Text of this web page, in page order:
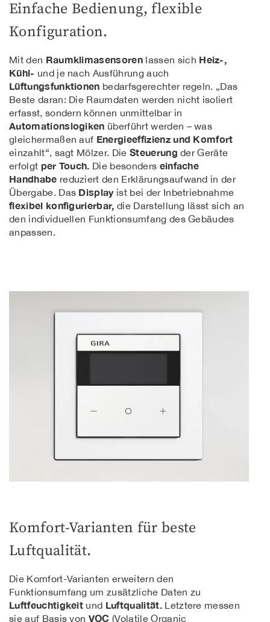
Einfache Bedienung, flexible
Konfiguration.
Mit den Raumklimasensoren lassen sich Heiz-,
Kühl- und je nach Ausführung auch
Lüftungsfunktionen bedarfsgerechter regeln. „Das
Beste daran: Die Raumdaten werden nicht isoliert
erfasst, sondern können unmittelbar in
Automationslogiken überführt werden – was
gleichermaßen auf Energieeffizienz und Komfort
einzahlt“, sagt Mölzer. Die Steuerung der Geräte
erfolgt per Touch. Die besonders einfache
Handhabe reduziert den Erklärungsaufwand in der
Übergabe. Das Displayist bei der Inbetriebnahme
flexibel konfigurierbar, die Darstellung lässt sich an
den individuellen Funktionsumfang des Gebäudes
anpassen.
Komfort-Varianten für beste
Luftqualität.
Die Komfort-Varianten erweitern den
Funktionsumfang um zusätzliche Daten zu
Luftfeuchtigkeit und Luftqualität.Letztere messen
sie auf Basis von VOC (Volatile Organic